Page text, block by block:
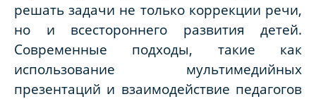
решать задачи не только коррекции речи,
но и всестороннего развития детей.
Современные подходы, такие как
использование мультимедийных
презентаций и взаимодействие педагогов